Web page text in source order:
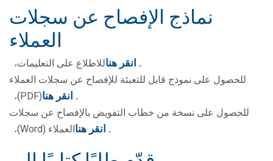
نماذج الإفصاح عن سجلات
العملاء
للاطلاع على التعليمات،انقر هنا
للحصول على نموذج قابل للتعبئة للإفصاح عن سجلات العملاء
(PDF)،انقر هنا
للحصول على نسخة من خطاب التفويض بالإفصاح عن سجلات
العملاء (Word)،انقر هنا